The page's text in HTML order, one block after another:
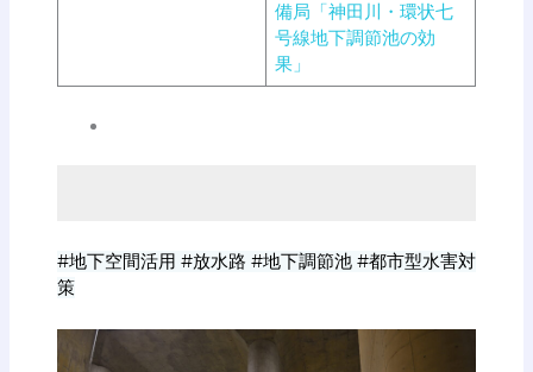
備局「神田川・環状七
号線地下調節池の効
果」
#地下空間活用 #放水路 #地下調節池 #都市型水害対
策